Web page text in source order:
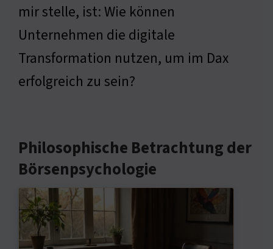
mir stelle, ist: Wie können
Unternehmen die digitale
Transformation nutzen, um im Dax
erfolgreich zu sein?
Philosophische Betrachtung der
Börsenpsychologie